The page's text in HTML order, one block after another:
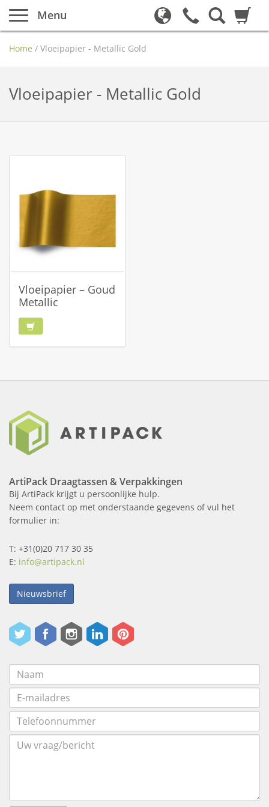
Menu
Home / Vloeipapier - Metallic Gold
Vloeipapier - Metallic Gold
Vloeipapier – Goud
Metallic
ArtiPack Draagtassen & Verpakkingen
Bij ArtiPack krijgt u persoonlijke hulp.
Neem contact op met onderstaande gegevens of vul het
formulier in:
T: +31(0)20 717 30 35
E: info@artipack.nl
Nieuwsbrief